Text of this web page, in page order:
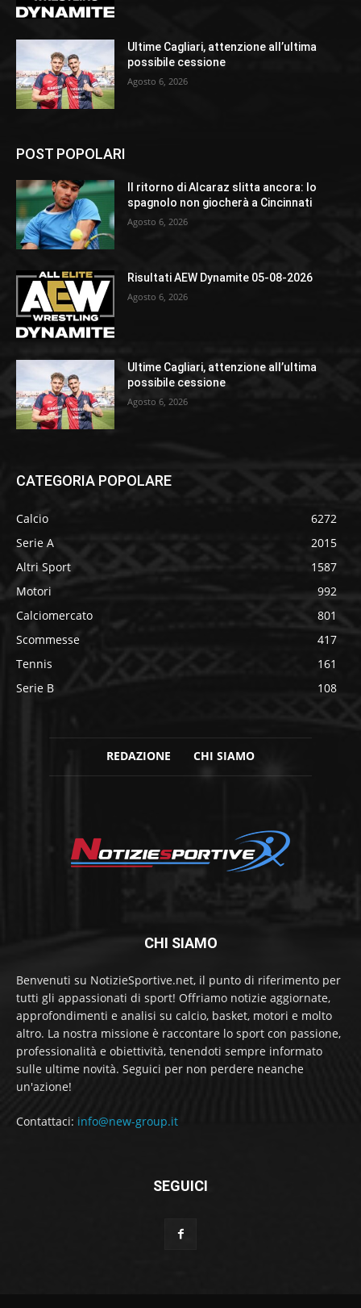
Ultime Cagliari, attenzione all’ultima
possibile cessione
Agosto 6, 2026
POST POPOLARI
Il ritorno di Alcaraz slitta ancora: lo
spagnolo non giocherà a Cincinnati
Agosto 6, 2026
Risultati AEW Dynamite 05-08-2026
Agosto 6, 2026
Ultime Cagliari, attenzione all’ultima
possibile cessione
Agosto 6, 2026
CATEGORIA POPOLARE
Calcio
6272
Serie A
2015
Altri Sport
1587
Motori
992
Calciomercato
801
Scommesse
417
Tennis
161
Serie B
108
REDAZIONE CHI SIAMO
CHI SIAMO
Benvenuti su NotizieSportive.net, il punto di riferimento per
tutti gli appassionati di sport! Offriamo notizie aggiornate,
approfondimenti e analisi su calcio, basket, motori e molto
altro. La nostra missione è raccontare lo sport con passione,
professionalità e obiettività, tenendoti sempre informato
sulle ultime novità. Seguici per non perdere neanche
un'azione!
Contattaci: info@new-group.it
SEGUICI